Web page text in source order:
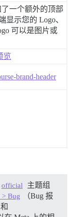
一个额外的顶部
显示您的 Logo、
可以是图片或
览
brand-header
official
主题组
> Bug
（Bug 报